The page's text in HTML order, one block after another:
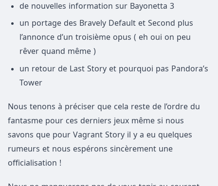
de nouvelles information sur Bayonetta 3
un portage des Bravely Default et Second plus
l’annonce d’un troisième opus ( eh oui on peu
rêver quand même )
un retour de Last Story et pourquoi pas Pandora’s
Tower
Nous tenons à préciser que cela reste de l’ordre du
fantasme pour ces derniers jeux même si nous
savons que pour Vagrant Story il y a eu quelques
rumeurs et nous espérons sincèrement une
officialisation !